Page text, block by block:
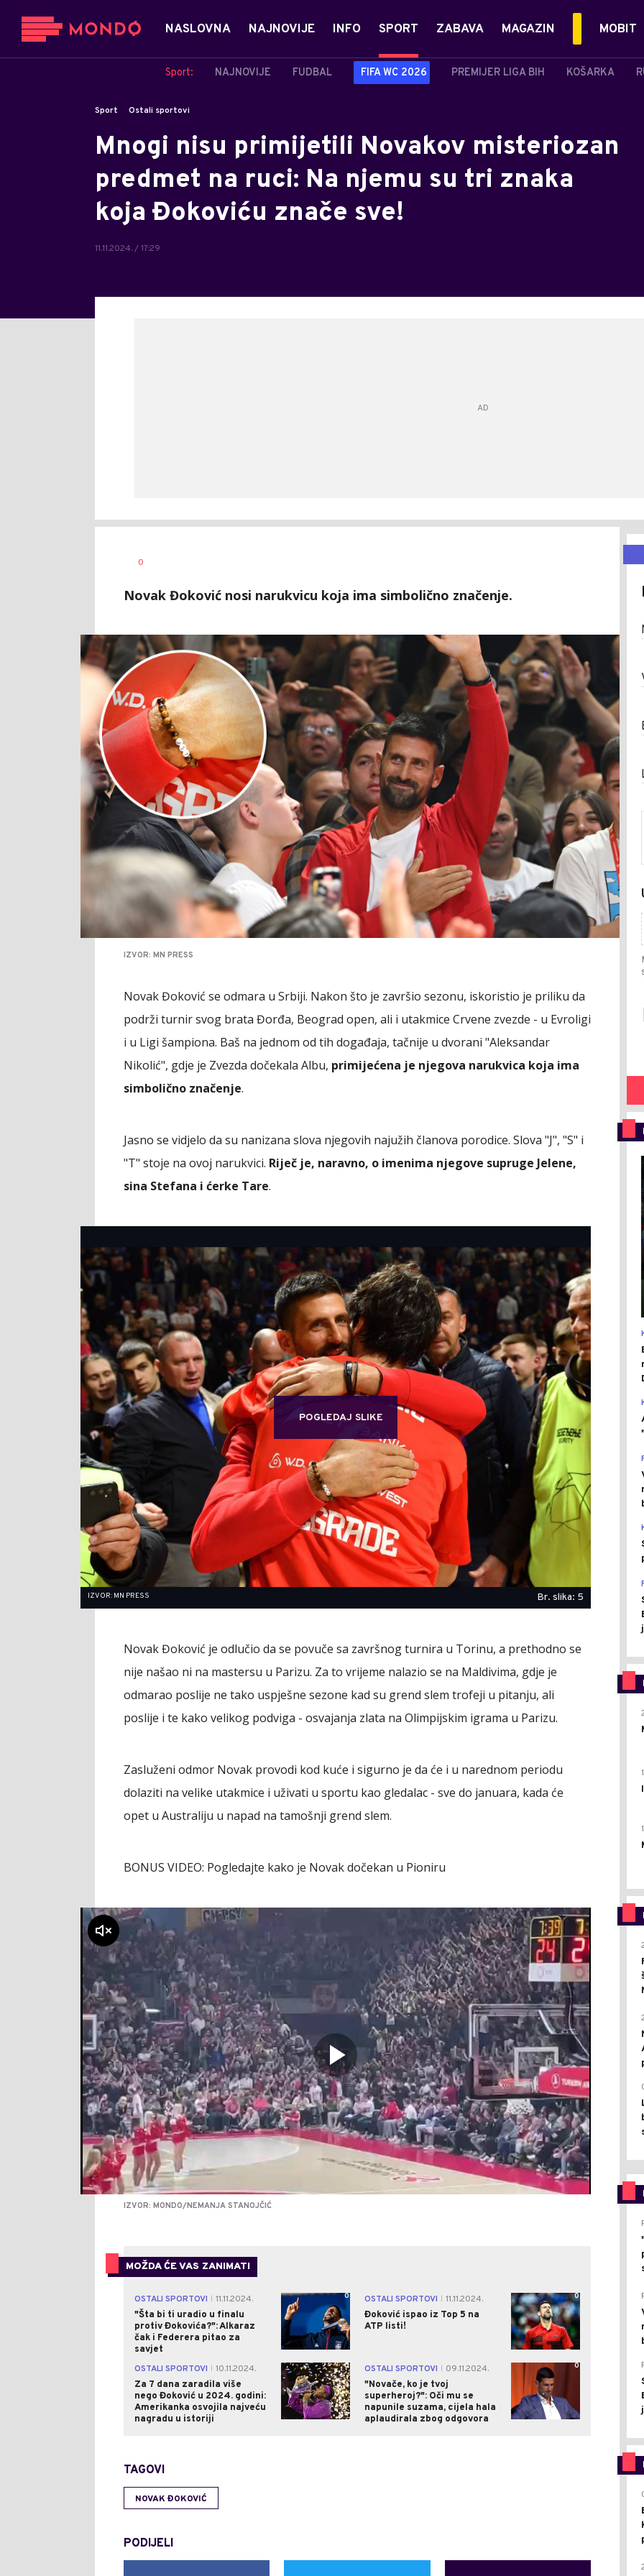
NASLOVNA NAJNOVIJE INFO SPORT
Sport: NAJNOVIJE FUDBAL FIFA WC 2026 PREMIJER LIGA BIH KOŠARKA
ZABAVA MAGAZIN MOBIT
Sport Ostali sportovi
Mnogi nisu primijetili Novakov misteriozan
predmet na ruci: Na njemu su tri znaka
koja Đokoviću znače sve!
11.11.2024. / 17:29
AUTOR
0
Novak Đoković nosi narukvicu koja ima simbolično značenje.
IZVOR: MN PRESS
Novak Đoković se odmara u Srbiji. Nakon što je završio sezonu, iskoristio je priliku da
podrži turnir svog brata Đorđa, Beograd open, ali i utakmice Crvene zvezde - u Evroligi
i u Ligi šampiona. Baš na jednom od tih događaja, tačnije u dvorani "Aleksandar
Nikolić", gdje je Zvezda dočekala Albu, primijećena je njegova narukvica koja ima
simbolično značenje.
Jasno se vidjelo da su nanizana slova njegovih najužih članova porodice. Slova "J", "S" i
"T" stoje na ovoj narukvici. Riječ je, naravno, o imenima njegove supruge Jelene,
sina Stefana i ćerke Tare.
POGLEDAJ SLIKE
IZVOR: MN PRESS Br. slika: 5
Novak Đoković je odlučio da se povuče sa završnog turnira u Torinu, a prethodno se
nije našao ni na mastersu u Parizu. Za to vrijeme nalazio se na Maldivima, gdje je
odmarao poslije ne tako uspješne sezone kad su grend slem trofeji u pitanju, ali
poslije i te kako velikog podviga - osvajanja zlata na Olimpijskim igrama u Parizu.
Zasluženi odmor Novak provodi kod kuće i sigurno je da će i u narednom periodu
dolaziti na velike utakmice i uživati u sportu kao gledalac - sve do januara, kada će
opet u Australiju u napad na tamošnji grend slem.
BONUS VIDEO: Pogledajte kako je Novak dočekan u Pioniru
klikni za zvuk
IZVOR: MONDO/NEMANJA STANOJČIĆ
MOŽDA ĆE VAS ZANIMATI
OSTALI SPORTOVI
11.11.2024.
"Šta bi ti uradio u finalu
protiv Đokovića?": Alkaraz
čak i Federera pitao za
savjet
0 OSTALI SPORTOVI
11.11.2024.
Đoković ispao iz Top 5 na
ATP listi!
0
OSTALI SPORTOVI
10.11.2024.
Za 7 dana zaradila više
nego Đoković u 2024. godini:
Amerikanka osvojila najveću
nagradu u istoriji
0 OSTALI SPORTOVI
09.11.2024.
"Novače, ko je tvoj
superheroj?": Oči mu se
napunile suzama, cijela hala
aplaudirala zbog odgovora
0
TAGOVI
NOVAK ĐOKOVIĆ
PODIJELI